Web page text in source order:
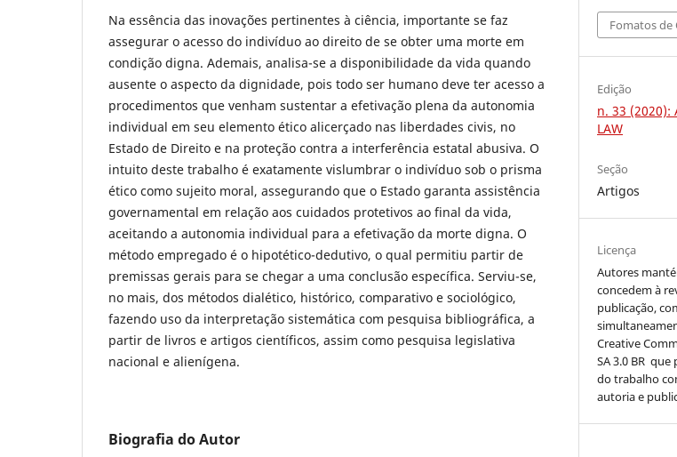
Na essência das inovações pertinentes à ciência, importante se faz
assegurar o acesso do indivíduo ao direito de se obter uma morte em
condição digna. Ademais, analisa-se a disponibilidade da vida quando
ausente o aspecto da dignidade, pois todo ser humano deve ter acesso a
procedimentos que venham sustentar a efetivação plena da autonomia
individual em seu elemento ético alicerçado nas liberdades civis, no
Estado de Direito e na proteção contra a interferência estatal abusiva. O
intuito deste trabalho é exatamente vislumbrar o indivíduo sob o prisma
ético como sujeito moral, assegurando que o Estado garanta assistência
governamental em relação aos cuidados protetivos ao final da vida,
aceitando a autonomia individual para a efetivação da morte digna. O
método empregado é o hipotético-dedutivo, o qual permitiu partir de
premissas gerais para se chegar a uma conclusão específica. Serviu-se,
no mais, dos métodos dialético, histórico, comparativo e sociológico,
fazendo uso da interpretação sistemática com pesquisa bibliográfica, a
partir de livros e artigos científicos, assim como pesquisa legislativa
nacional e alienígena.
Biografia do Autor
Fomatos de
Edição
n. 33 (2020):
LAW
Seção
Artigos
Licença
Autores
concedem à
publicação,
Creative
SA 3.0 BR que
do trabalho
autoria e